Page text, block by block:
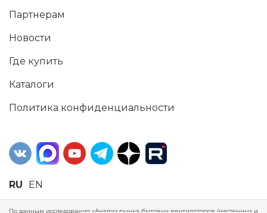
Партнерам
Новости
Где купить
Каталоги
Политика конфиденциальности
RU EN
По данным исследования «Анализ рынка бытовых вентиляторов (настенных и